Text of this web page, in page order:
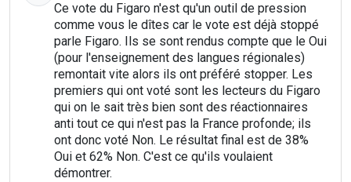
Ce vote du Figaro n'est qu'un outil de pression
comme vous le dîtes car le vote est déjà stoppé
parle Figaro. Ils se sont rendus compte que le Oui
(pour l'enseignement des langues régionales)
remontait vite alors ils ont préféré stopper. Les
premiers qui ont voté sont les lecteurs du Figaro
qui on le sait très bien sont des réactionnaires
anti tout ce qui n'est pas la France profonde; ils
ont donc voté Non. Le résultat final est de 38%
Oui et 62% Non. C'est ce qu'ils voulaient
démontrer.